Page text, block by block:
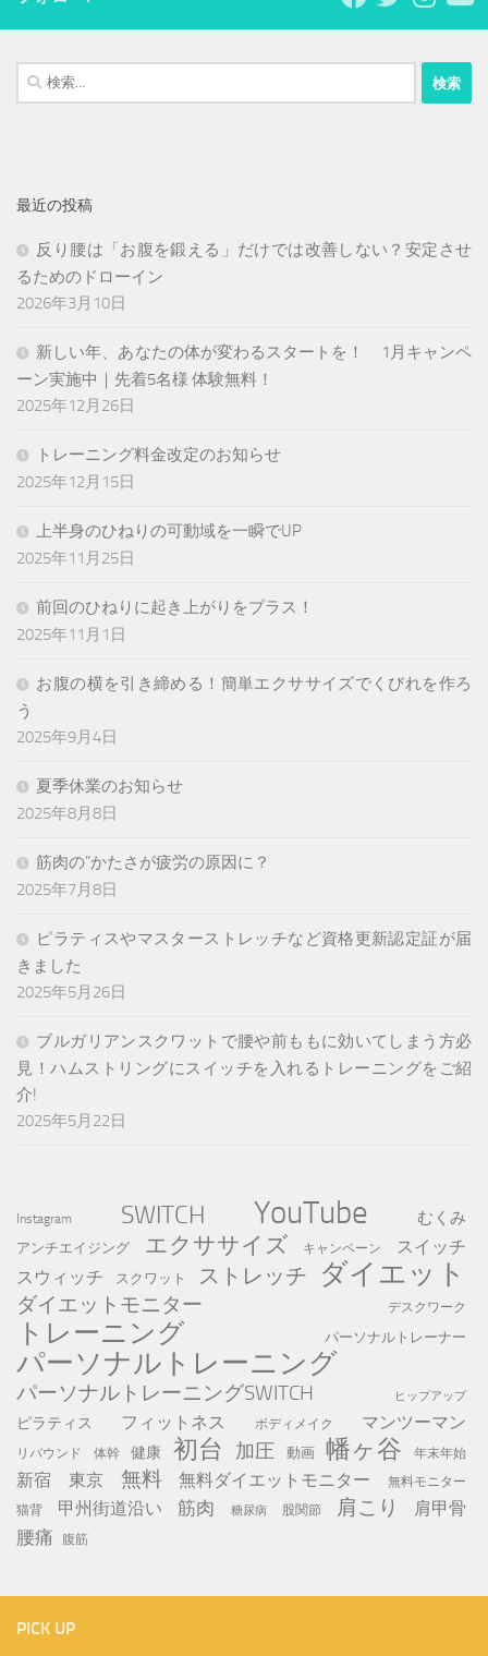
検
索:
最近の投稿
反り腰は「お腹を鍛える」だけでは改善しない？安定させ
るためのドローイン
2026年3月10日
新しい年、あなたの体が変わるスタートを！ 1月キャンペ
ーン実施中｜先着5名様 体験無料！
2025年12月26日
トレーニング料金改定のお知らせ
2025年12月15日
上半身のひねりの可動域を一瞬でUP
2025年11月25日
前回のひねりに起き上がりをプラス！
2025年11月1日
お腹の横を引き締める！簡単エクササイズでくびれを作ろ
う
2025年9月4日
夏季休業のお知らせ
2025年8月8日
筋肉の”かたさが疲労の原因に？
2025年7月8日
ピラティスやマスターストレッチなど資格更新認定証が届
きました
2025年5月26日
ブルガリアンスクワットで腰や前ももに効いてしまう方必
見！ハムストリングにスイッチを入れるトレーニングをご紹
介!
2025年5月22日
Instagram SWITCH YouTube むくみ
アンチエイジング エクササイズ キャンペーン
スイッチ
スウィッチ
スクワット ストレッチ ダイエット
ダイエットモニター デスクワーク
トレーニング パーソナルトレーナー
パーソナルトレーニング
パーソナルトレーニングSWITCH ヒップアップ
ピラティス フィットネス ボディメイク マンツーマン
リバウンド 体幹 健康 初台 加圧 動画 幡ヶ谷 年末年始
新宿 東京 無料 無料ダイエットモニター
無料モニター
猫背
甲州街道沿い 筋肉 糖尿病 股関節 肩こり 肩甲骨
腰痛 腹筋
PICK UP